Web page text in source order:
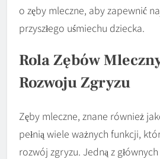
o zęby mleczne, aby zapewnić
przyszłego uśmiechu dziecka.
Rola Zębów
Rozwoju Zgryzu
Zęby mleczne, znane również
pełnią wiele ważnych funkcji,
rozwój zgryzu. Jedną z